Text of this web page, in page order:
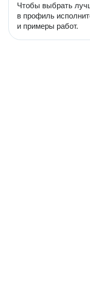
Чтобы выбрать
в профиль
и примеры работ.